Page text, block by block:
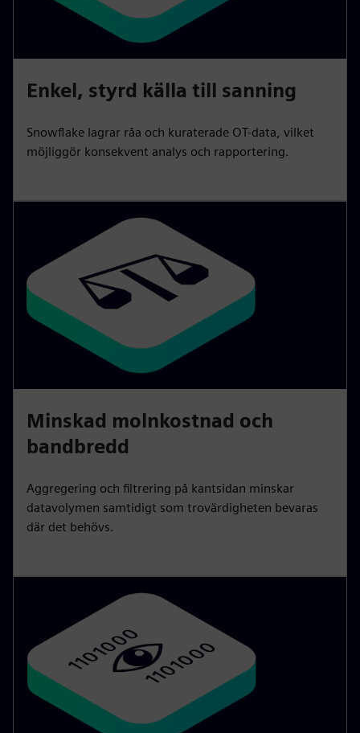
Enkel, styrd källa till sanning
Snowflake lagrar råa och kuraterade OT-data, vilket
möjliggör konsekvent analys och rapportering.
Minskad molnkostnad och
bandbredd
Aggregering och filtrering på kantsidan minskar
datavolymen samtidigt som trovärdigheten bevaras
där det behövs.